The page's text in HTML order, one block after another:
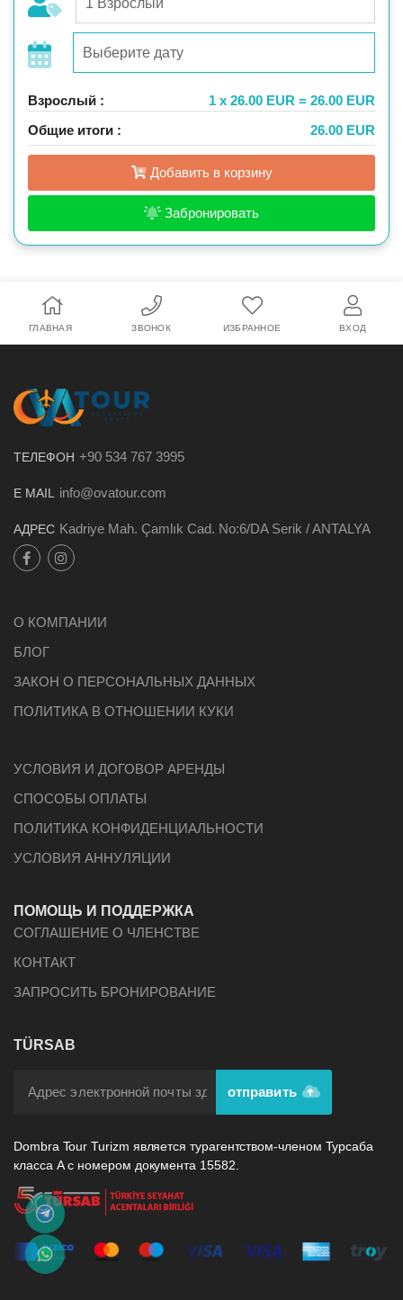
Взрослый :
1 x 26.00 EUR = 26.00 EUR
Общие итоги :
26.00 EUR
Добавить в корзину
Забронировать
ГЛАВНАЯ ЗВОНОК ИЗБРАННОЕ ВХОД
ТЕЛЕФОН +90 534 767 3995
E MAIL info@ovatour.com
АДРЕС Kadriye Mah. Çamlık Cad. No:6/DA Serik / ANTALYA
О КОМПАНИИ
БЛОГ
ЗАКОН О ПЕРСОНАЛЬНЫХ ДАННЫХ
ПОЛИТИКА В ОТНОШЕНИИ КУКИ
УСЛОВИЯ И ДОГОВОР АРЕНДЫ
СПОСОБЫ ОПЛАТЫ
ПОЛИТИКА КОНФИДЕНЦИАЛЬНОСТИ
УСЛОВИЯ АННУЛЯЦИИ
ПОМОЩЬ И ПОДДЕРЖКА
СОГЛАШЕНИЕ О ЧЛЕНСТВЕ
КОНТАКТ
ЗАПРОСИТЬ БРОНИРОВАНИЕ
TÜRSAB
отправить
Dombra Tour Turizm является турагентством-членом Турсаба
класса А с номером документа 15582.